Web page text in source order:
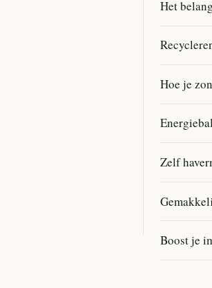
Het
Hoe je
Zelf
Boost je